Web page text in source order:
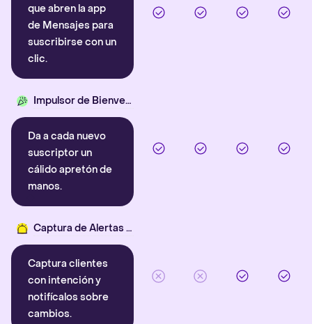
que abren la app
de Mensajes para
suscribirse con un
clic.
Impulsor de Bienvenida
Da a cada nuevo
suscriptor un
cálido apretón de
manos.
Captura de Alertas Inteligentes
Captura clientes
con intención y
notifícalos sobre
cambios.